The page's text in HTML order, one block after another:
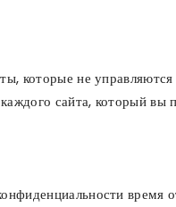
не
сайта, который вы